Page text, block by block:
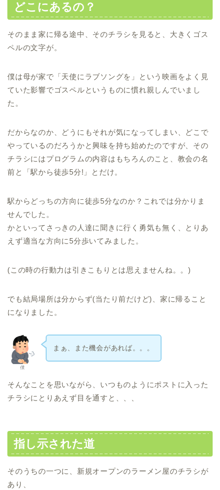
どこにあるの？
そのまま家に帰る途中、そのチラシを見ると、大きくゴス
ペルの文字が。
僕は母が家で「天使にラブソングを」という映画をよく見
ていた影響でゴスペルというものに慣れ親しんでいまし
た。
だからなのか、どうにもそれが気になってしまい、どこで
やっているのだろうかと興味を持ち始めたのですが、その
チラシにはプログラムの内容はもちろんのこと、教会の名
前と「駅から徒歩5分!」とだけ。
駅からどっちの方向に徒歩5分なのか？これでは分かりま
せんでした。
かといってさっきの人達に聞きに行く勇気も無く、とりあ
えず適当な方向に5分歩いてみました。
(この時の行動力は引きこもりとは思えませんね。。)
でも結局場所は分からず(当たり前だけど)、家に帰ること
になりました。
僕
まぁ、また機会があれば。。。
そんなことを思いながら、いつものようにポストに入った
チラシにとりあえず目を通すと、、、
指し示された道
そのうちの一つに、新規オープンのラーメン屋のチラシが
あり、